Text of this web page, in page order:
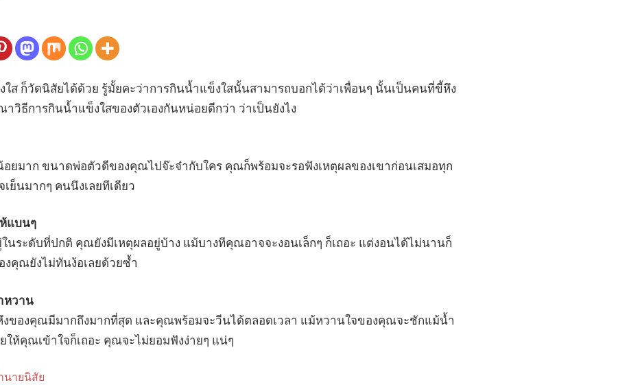
ใส ก็วัดนิสัยได้ด้วย รู้มั้ยคะว่าการกินน้ำแข็งใสนั้นสามารถบอกได้ว่าเพื่อนๆ นั้นเป็นคนที่ขี้หึง
วิธีการกินน้ำแข็งใสของตัวเองกันหน่อยดีกว่า ว่าเป็นยังไง
ยมาก ขนาดพ่อตัวดีของคุณไปจ๊ะจ๋ากับใคร คุณก็พร้อมจะรอฟังเหตุผลของเขาก่อนเสมอทุก
ย็นมากๆ คนนึงเลยทีเดียว
แบนๆ
นระดับที่ปกติ คุณยังมีเหตุผลอยู่บ้าง แม้บางทีคุณอาจจะงอนเล็กๆ ก็เถอะ แต่งอนได้ไม่นานก็
งคุณยังไม่ทันง้อเลยด้วยซ้ำ
หวาน
ของคุณมีมากถึงมากที่สุด และคุณพร้อมจะวีนได้ตลอดเวลา แม้หวานใจของคุณจะชักแม้น้ำ
ให้คุณเข้าใจก็เถอะ คุณจะไม่ยอมฟังง่ายๆ แน่ๆ
นายนิสัย